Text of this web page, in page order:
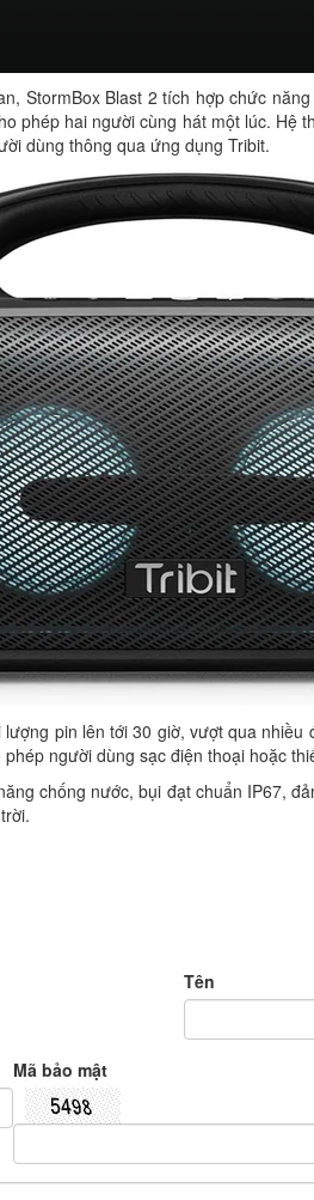
StormBox Blast 2 tích hợp chức
phép hai người cùng hát một lúc. Hệ
dùng thông qua ứng dụng Tribit.
pin lên tới 30 giờ, vượt qua
người dùng sạc điện thoại hoặc
chống nước, bụi đạt chuẩn IP67,
Tên
Mã bảo mật